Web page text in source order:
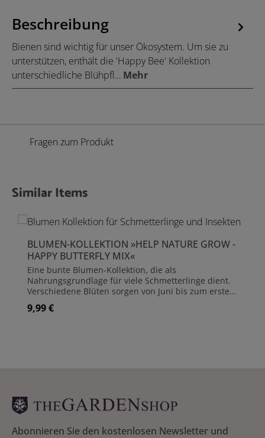
Beschreibung
Bienen sind wichtig für unser Ökosystem. Um sie zu
unterstützen, enthält die 'Happy Bee' Kollektion
unterschiedliche Blühpfl… Mehr
Fragen zum Produkt
Produktgalerie überspringen
Similar Items
BLUMEN-KOLLEKTION »HELP NATURE GROW -
HAPPY BUTTERFLY MIX«
Eine bunte Blumen-Kollektion, die als
Nahrungsgrundlage für viele Schmetterlinge dient.
Verschiedene Blüten sorgen von Juni bis zum ersten
Frost abwechselnd für ein großes Angebot an
Nektar. Dies bildet unter anderem auch die Basis für
kombinieren lassen. Zusammengestellt vom
königlichen Hoflieferanten des niederländischen
sich hier um die Knolle. Fachwissen gepaart mit
Regulärer Preis:
9,99 €
Abonnieren Sie den kostenlosen Newsletter und